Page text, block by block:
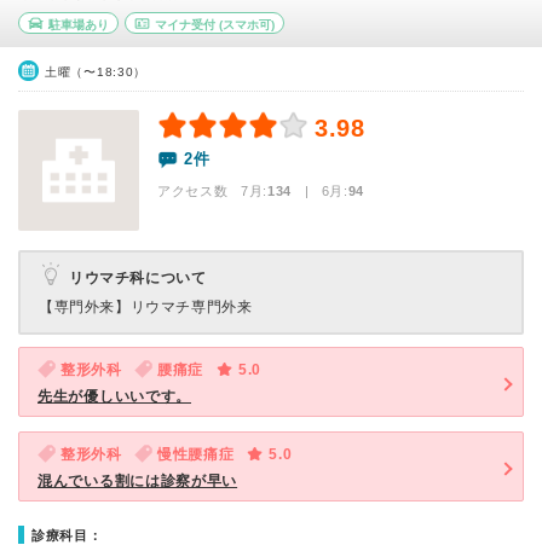
駐車場あり マイナ受付(スマホ可)
土曜（〜18:30）
3.98
2件
アクセス数 7月:134 | 6月:94
リウマチ科について
【専門外来】
リウマチ専門外来
整形外科 腰痛症
5.0
先生が優しいいです。
整形外科 慢性腰痛症
5.0
混んでいる割には診察が早い
診療科目：